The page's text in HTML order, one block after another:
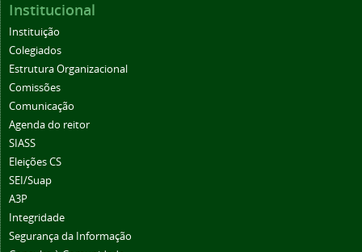
Institucional
Instituição
Colegiados
Estrutura Organizacional
Comissões
Comunicação
Agenda do reitor
SIASS
Eleições CS
SEI/Suap
A3P
Integridade
Segurança da Informação